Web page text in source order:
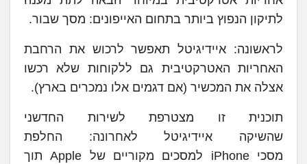
לתיקון הנפוץ ביותר בתחום האייפונים: מסך שבור.
לראשונה: איידיגיטל תאפשר לרכוש את הרחבת
האחריות האטרקטיבית גם ללקוחות שלא רכשו
אצלה את המכשיר (אם דגמים אלו נמכרים בארץ).
תוכנית זו מצטרפת לשירות החדשני
שהשיקה איידיגיטל לאחרונה: החלפת
מסכי iPhone למסכים מקוריים של Apple תוך